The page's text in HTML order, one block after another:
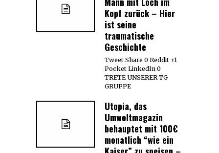
Kopf zurück – Hier
ist seine
traumatische
Geschichte
Tweet Share 0 Reddit +1
Pocket LinkedIn 0
TRETE UNSERER TG
GRUPPE
Utopia, das
Umweltmagazin
behauptet mit 100€
monatlich “wie ein